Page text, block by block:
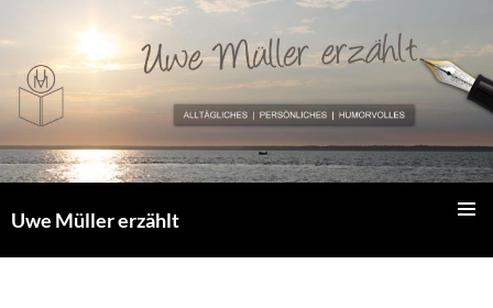
Inhalt
springen
Uwe Müller erzählt
MENÜ